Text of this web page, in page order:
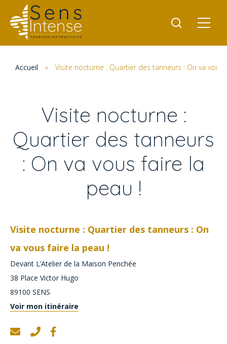
Accueil » Visite nocturne : Quartier des tanneurs : On va vous
Visite nocturne :
Quartier des tanneurs
: On va vous faire la
peau !
Visite nocturne : Quartier des tanneurs : On
va vous faire la peau !
Devant L’Atelier de la Maison Penchée
38 Place Victor Hugo
89100 SENS
Voir mon itinéraire